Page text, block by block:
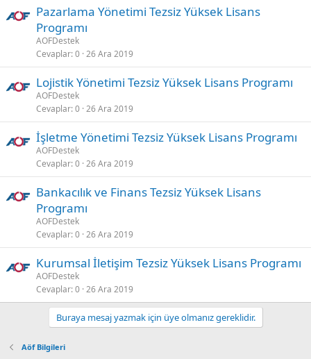
Pazarlama Yönetimi Tezsiz Yüksek Lisans
Programı
AOFDestek
Cevaplar 0 26 Ara 2019
Lojistik Yönetimi Tezsiz Yüksek Lisans Programı
AOFDestek
Cevaplar 0 26 Ara 2019
İşletme Yönetimi Tezsiz Yüksek Lisans Programı
AOFDestek
Cevaplar 0 26 Ara 2019
Bankacılık ve Finans Tezsiz Yüksek Lisans
Programı
AOFDestek
Cevaplar 0 26 Ara 2019
Kurumsal İletişim Tezsiz Yüksek Lisans Programı
AOFDestek
Cevaplar 0 26 Ara 2019
Buraya mesaj yazmak için üye olmanız gereklidir.
Aöf Bilgileri